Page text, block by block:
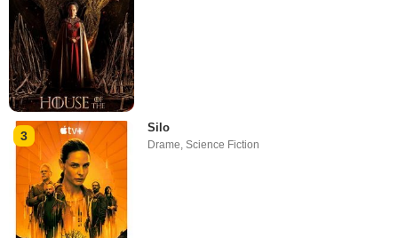
3
Silo
Drame,Science Fiction